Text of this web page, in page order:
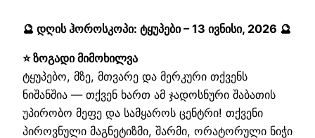
🔮 დღის ჰოროსკოპი: ტყუპები – 13 ივნისი, 2026 🔮
⭐ ზოგადი მიმოხილვა
ტყუპებო, მზე, მთვარე და მერკური თქვენს
ნიშანშია — თქვენ ხართ ამ ჯადოსნური შაბათის
უპირობო მეფე და სამყაროს ცენტრი! თქვენი
პიროვნული მაგნეტიზმი, შარმი, ორატორული ნიჭი